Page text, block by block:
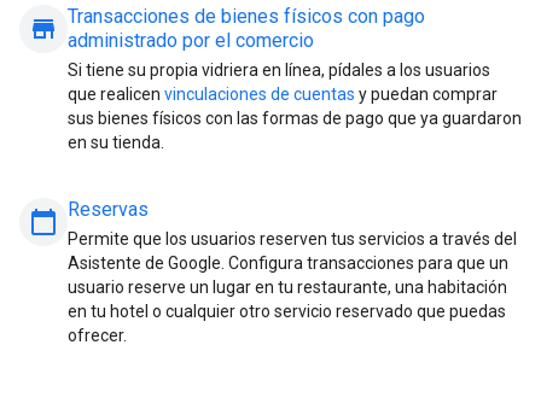
store Transacciones de bienes físicos con pago
administrado por el comercio
Si tiene su propia vidriera en línea, pídales a los usuarios
que realicen vinculaciones de cuentas y puedan comprar
sus bienes físicos con las formas de pago que ya guardaron
en su tienda.
calendar_today Reservas
Permite que los usuarios reserven tus servicios a través del
Asistente de Google. Configura transacciones para que un
usuario reserve un lugar en tu restaurante, una habitación
en tu hotel o cualquier otro servicio reservado que puedas
ofrecer.